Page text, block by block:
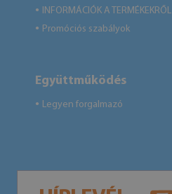
● INFORMÁCIÓK A TERMÉKEKRŐL
● Promóciós szabályok
Együttműködés
● Legyen forgalmazó